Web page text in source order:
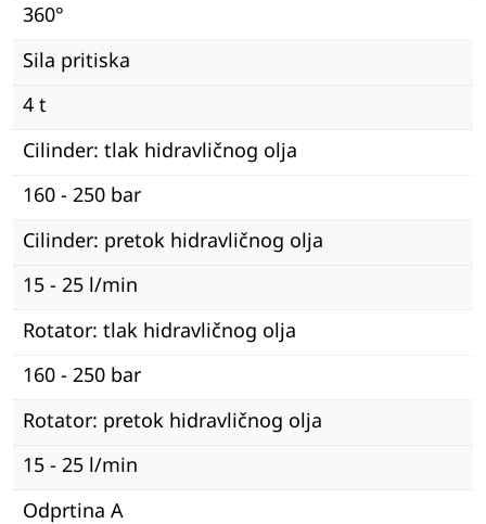
360°
Sila pritiska
4 t
Cilinder: tlak hidravličnog olja
160 - 250 bar
Cilinder: pretok hidravličnog olja
15 - 25 l/min
Rotator: tlak hidravličnog olja
160 - 250 bar
Rotator: pretok hidravličnog olja
15 - 25 l/min
Odprtina A